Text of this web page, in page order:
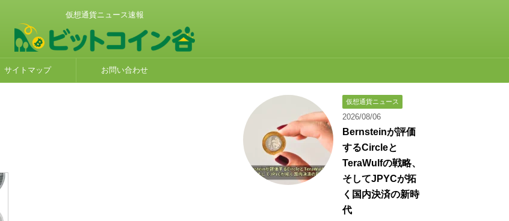
仮想通貨ニュース速報
サイトマップ お問い合わせ
仮想通貨ニュース
2026/08/06
Bernsteinが評価
するCircleと
TeraWulfの戦略、
そしてJPYCが拓
く国内決済の新時
代